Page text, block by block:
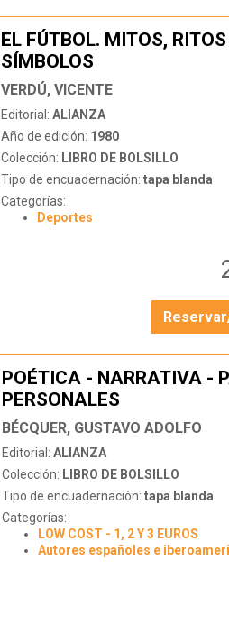
EL FÚTBOL. MITOS,
SÍMBOLOS
VERDÚ, VICENTE
Editorial: ALIANZA
Año de edición: 1980
Colección: LIBRO DE BOLSILLO
Tipo de encuadernación: tapa blanda
Categorías:
Deportes
POÉTICA - NARRATIVA -
PERSONALES
BÉCQUER, GUSTAVO ADOLFO
Editorial: ALIANZA
Colección: LIBRO DE BOLSILLO
Tipo de encuadernación: tapa blanda
Categorías:
LOW COST - 1, 2 Y 3 EUROS
Autores españoles e